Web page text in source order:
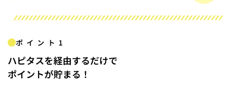
ポイント1
ハピタスを経由するだけで
ポイントが貯まる！